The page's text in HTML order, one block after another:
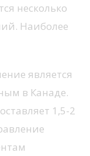
несколько
Наиболее
является
в Канаде.
1,5-2